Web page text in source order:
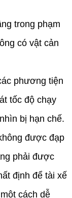
trong phạm
có vật cản
phương tiện
tốc độ chạy
bị hạn chế.
được đạp
phải được
định để tài xế
cách dễ